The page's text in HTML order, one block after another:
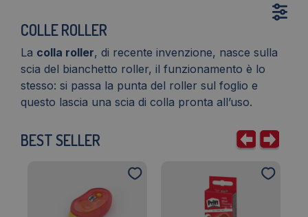
COLLE ROLLER
La colla roller, di recente invenzione, nasce sulla
scia del bianchetto roller, il funzionamento è lo
stesso: si passa la punta del roller sul foglio e
questo lascia una scia di colla pronta all’uso.
BEST SELLER